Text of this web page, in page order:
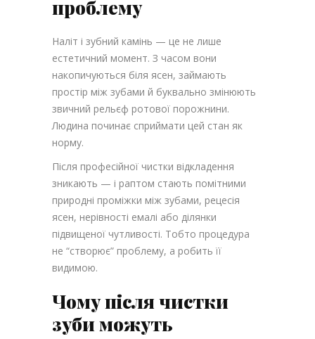
проблему
Наліт і зубний камінь — це не лише
естетичний момент. З часом вони
накопичуються біля ясен, займають
простір між зубами й буквально змінюють
звичний рельєф ротової порожнини.
Людина починає сприймати цей стан як
норму.
Після професійної чистки відкладення
зникають — і раптом стають помітними
природні проміжки між зубами, рецесія
ясен, нерівності емалі або ділянки
підвищеної чутливості. Тобто процедура
не “створює” проблему, а робить її
видимою.
Чому після чистки
зуби можуть